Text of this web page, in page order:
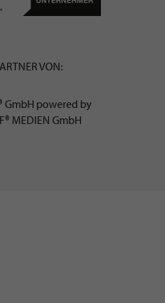
VON:
GmbH powered by
MEDIEN GmbH